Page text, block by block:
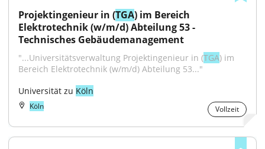
Projektingenieur in (TGA) im Bereich
Elektrotechnik (w/m/d) Abteilung 53 -
Technisches Gebäudemanagement
"...Universitätsverwaltung Projektingenieur in (TGA) im
Bereich Elektrotechnik (w/m/d) Abteilung 53..."
Universität zu Köln
Köln Vollzeit